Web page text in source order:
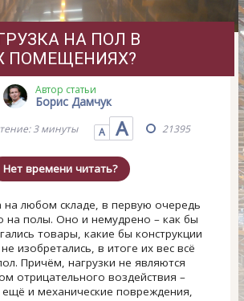
НА ПОЛ В
ПОМЕЩЕНИЯХ?
Автор статьи
Борис Дамчук
3 минуты А А 21395
Нет времени читать?
на любом складе, в первую очередь
на полы. Оно и немудрено – как бы
товары, какие бы конструкции
изобретались, в итоге их вес всё
Причём, нагрузки не являются
отрицательного воздействия –
ещё и механические повреждения,